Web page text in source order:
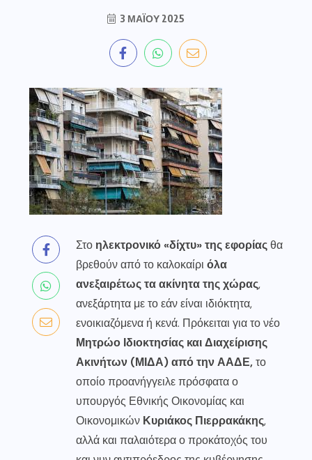
3 ΜΑΪ́ΟΥ 2025
Στο ηλεκτρονικό «δίχτυ» της εφορίαςθα
βρεθούν από το καλοκαίρι όλα
ανεξαιρέτως τα ακίνητα της χώρας,
ανεξάρτητα με το εάν είναι ιδιόκτητα,
ενοικιαζόμενα ή κενά. Πρόκειται για το νέο
Μητρώο Ιδιοκτησίας και Διαχείρισης
Ακινήτων (ΜΙΔΑ) από την ΑΑΔΕ,το
οποίο προανήγγειλε πρόσφατα ο
υπουργός Εθνικής Οικονομίας και
Οικονομικών Κυριάκος Πιερρακάκης,
αλλά και παλαιότερα ο προκάτοχός του